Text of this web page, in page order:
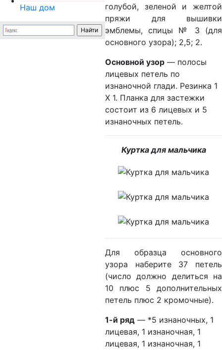
Наш дом
голубой, зеленой и желтой
пряжи для вышивки
эмблемы, спицы № 3 (для
основного узора); 2,5; 2.
Основной узор — полосы
лицевых петель по
изнаночной глади. Резинка 1
X 1. Планка для застежки
состоит из 6 лицевых и 5
изнаночных петель.
Куртка для мальчика
Для образца основного
узора наберите 37 петель
(число должно делиться на
10 плюс 5 дополнительных
петель плюс 2 кромочные).
1-й ряд — *5 изнаночных, 1
лицевая, 1 изнаночная, 1
лицевая, 1 изнаночная, 1